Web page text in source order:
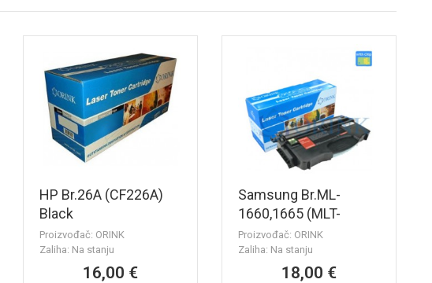
HP Br.26A (CF226A)
Black
Proizvođač: ORINK
Zaliha: Na stanju
16,00 €
Samsung Br.ML-
1660,1665 (MLT-
1042S) Black
Proizvođač: ORINK
Zaliha: Na stanju
18,00 €